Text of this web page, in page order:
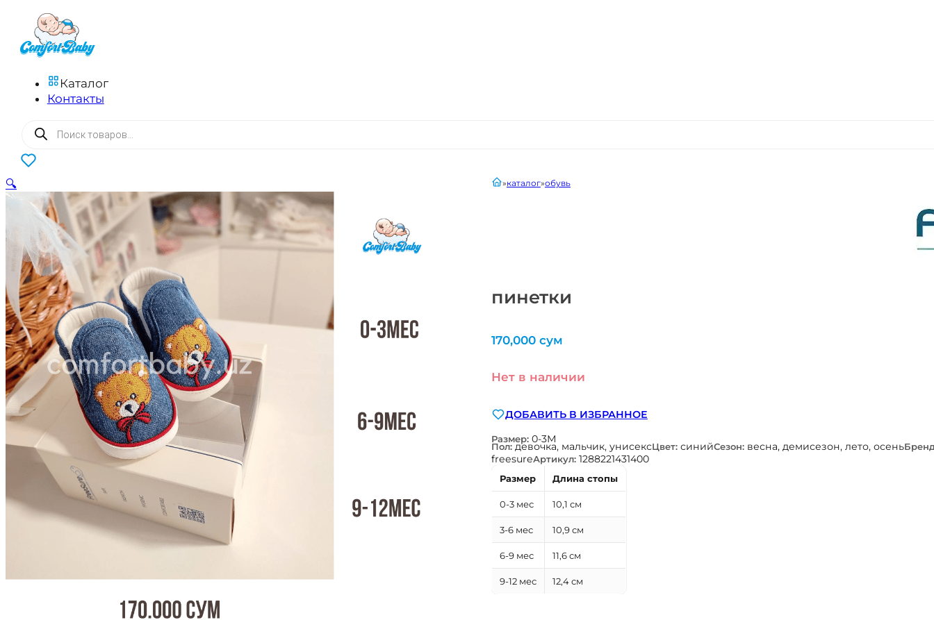
Каталог
Контакты
Поиск
товаров
0
пинетки
главнаякаталог обувь
170,000 сум
Нет в наличии
ДОБАВИТЬ В ИЗБРАННОЕ
Размер: 0-3М
Пол:девочка, мальчик, унисексЦвет: синийСезон: весна, демисезон, лето, осень
freesureАртикул: 1288221431400
Размер Длина стопы
0-3 мес 10,1 см
3-6 мес 10,9 см
6-9 мес 11,6 см
9-12 мес 12,4 см
🔍